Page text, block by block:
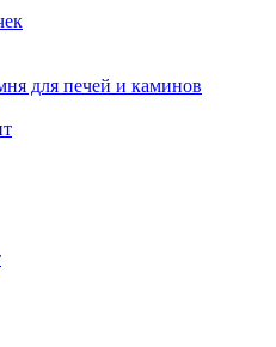
для печей и каминов